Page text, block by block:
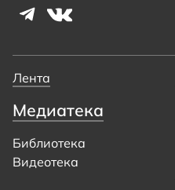
Лента
Медиатека
Библиотека
Видеотека